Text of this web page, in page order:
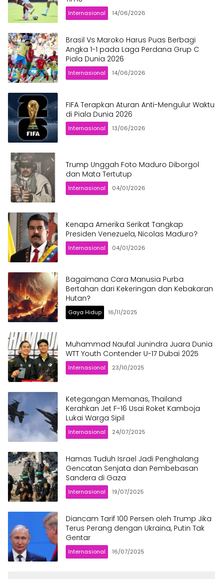
Internasional 14/06/2026
Brasil Vs Maroko Harus Puas Berbagi
Angka 1-1 pada Laga Perdana Grup C
Piala Dunia 2026
Internasional 14/06/2026
FIFA Terapkan Aturan Anti-Mengulur Waktu
di Piala Dunia 2026
Internasional 13/06/2026
Trump Unggah Foto Maduro Diborgol
dan Mata Tertutup
Internasional 04/01/2026
Kenapa Amerika Serikat Tangkap
Presiden Venezuela, Nicolas Maduro?
Internasional 04/01/2026
Bagaimana Cara Manusia Purba
Bertahan dari Kekeringan dan Kebakaran
Hutan?
Gaya Hidup 16/11/2025
Muhammad Naufal Junindra Juara Dunia
WTT Youth Contender U-17 Dubai 2025
Internasional 23/10/2025
Ketegangan Memanas, Thailand
Kerahkan Jet F-16 Usai Roket Kamboja
Lukai Warga Sipil
Internasional 24/07/2025
Hamas Tuduh Israel Jadi Penghalang
Gencatan Senjata dan Pembebasan
Sandera di Gaza
Internasional 19/07/2025
Diancam Tarif 100 Persen oleh Trump Jika
Terus Perang dengan Ukraina, Putin Tak
Gentar
Internasional 16/07/2025